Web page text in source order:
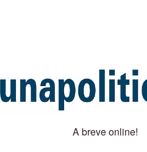
A breve online!